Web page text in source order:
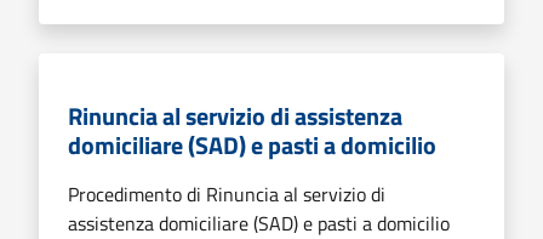
Rinuncia al servizio di assistenza
domiciliare (SAD) e pasti a domicilio
Procedimento di Rinuncia al servizio di
assistenza domiciliare (SAD) e pasti a domicilio